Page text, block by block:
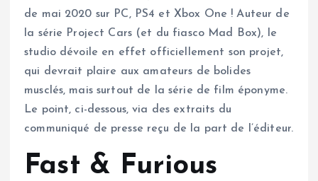
de mai 2020 sur PC, PS4 et Xbox One ! Auteur de
la série Project Cars (et du fiasco Mad Box), le
studio dévoile en effet officiellement son projet,
qui devrait plaire aux amateurs de bolides
musclés, mais surtout de la série de film éponyme.
Le point, ci-dessous, via des extraits du
communiqué de presse reçu de la part de l’éditeur.
Fast & Furious